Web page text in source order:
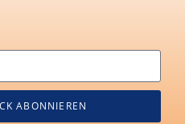
ABONNIEREN